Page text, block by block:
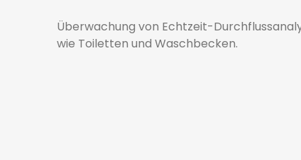
Überwachung von Echtzeit-
wie Toiletten und Waschbecken.